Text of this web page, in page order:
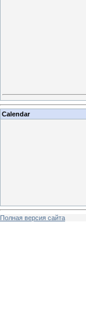
Calendar
Полная версия сайта